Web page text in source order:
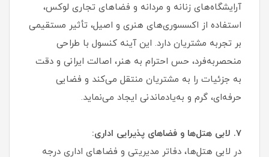
آرایشگاه‌های زنانه و مردانه و فضاهای تجاری لوکس،
استفاده از اکسسوری‌های هنری و اصیل، تأثیر مستقیمی
بر تجربه مشتریان دارد. این آینه کنسول با طراحی
منحصربه‌فرد، حس احترام به هنر، اصالت ایرانی و دقت
به جزئیات را به مشتریان منتقل می‌کند و فضایی
حرفه‌ای، گرم و به‌یادماندنی ایجاد می‌نماید.
۷. لابی هتل‌ها و فضاهای پذیرایی اداری:
در لابی هتل‌ها، دفاتر مدیریتی و فضاهای اداری درجه